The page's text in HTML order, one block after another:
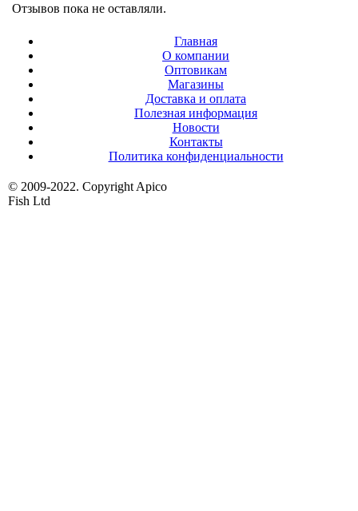
Отзывов пока не оставляли.
Главная
О компании
Оптовикам
Магазины
Доставка и оплата
Полезная информация
Новости
Контакты
Политика конфиденциальности
© 2009-2022. Copyright Apico
Fish Ltd